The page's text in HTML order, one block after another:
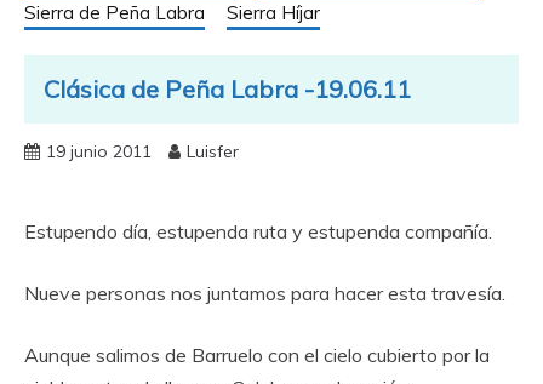
Sierra de Peña Labra
Sierra Híjar
Clásica de Peña Labra -19.06.11
19 junio 2011 Luisfer
Estupendo día, estupenda ruta y estupenda compañía.
Nueve personas nos juntamos para hacer esta travesía.
Aunque salimos de Barruelo con el cielo cubierto por la